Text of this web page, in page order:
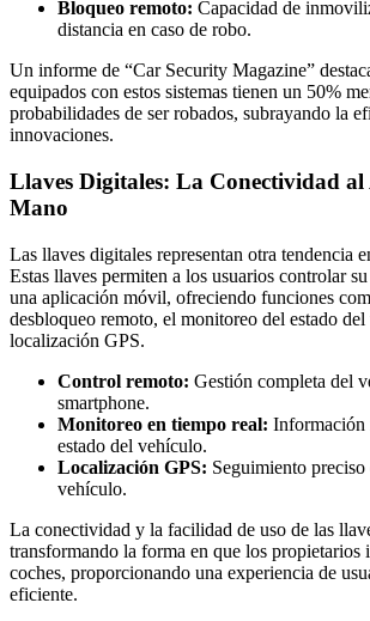
Bloqueo remoto: Capacidad de
distancia en caso de robo.
Un informe de “Car Security Magazine”
equipados con estos sistemas tienen un 50%
probabilidades de ser robados, subrayando la
innovaciones.
Llaves Digitales: La Conectividad al
Mano
Las llaves digitales representan otra tendencia
Estas llaves permiten a los usuarios controlar
una aplicación móvil, ofreciendo funciones
desbloqueo remoto, el monitoreo del estado
localización GPS.
Control remoto: Gestión completa del
smartphone.
Monitoreo en tiempo real: Información
estado del vehículo.
Localización GPS: Seguimiento
vehículo.
La conectividad y la facilidad de uso de las
transformando la forma en que los propietarios
coches, proporcionando una experiencia de
eficiente.